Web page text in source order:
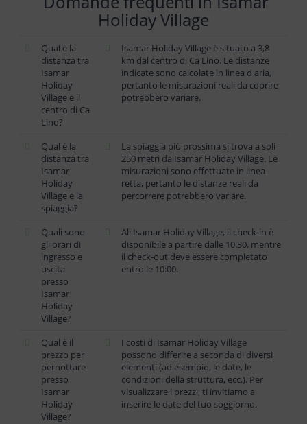
Holiday Village
Qual è la
distanza tra
Isamar
Holiday
Village e il
centro di Ca
Lino?
Isamar Holiday Village è situato a 3,8
km dal centro di Ca Lino. Le distanze
indicate sono calcolate in linea d aria,
pertanto le misurazioni reali da coprire
potrebbero variare.
Qual è la
distanza tra
Isamar
Holiday
Village e la
spiaggia?
La spiaggia più prossima si trova a soli
250 metri da Isamar Holiday Village. Le
misurazioni sono effettuate in linea
retta, pertanto le distanze reali da
percorrere potrebbero variare.
Quali sono
gli orari di
ingresso e
uscita
presso
Isamar
Holiday
Village?
All Isamar Holiday Village, il check-in è
disponibile a partire dalle 10:30, mentre
il check-out deve essere completato
entro le 10:00.
Qual è il
prezzo per
pernottare
presso
Isamar
Holiday
Village?
I costi di Isamar Holiday Village
possono differire a seconda di diversi
elementi (ad esempio, le date, le
condizioni della struttura, ecc.). Per
visualizzare i prezzi, ti invitiamo a
inserire le date del tuo soggiorno.